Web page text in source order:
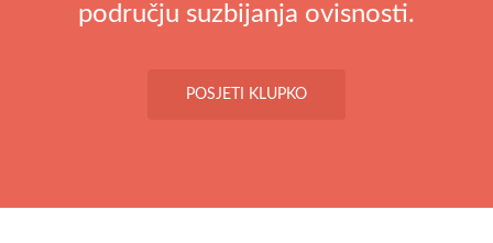
području suzbijanja ovisnosti.
POSJETI KLUPKO